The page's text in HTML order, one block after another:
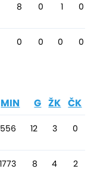
8 0 1 0
0 0 0 0
MIN G ŽK ČK
12 3 0
1773 8 4 2